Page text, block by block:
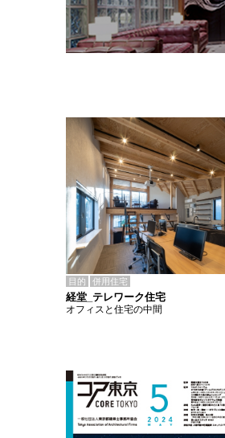
目的 併用住宅
経堂_テレワーク住宅
オフィスと住宅の中間